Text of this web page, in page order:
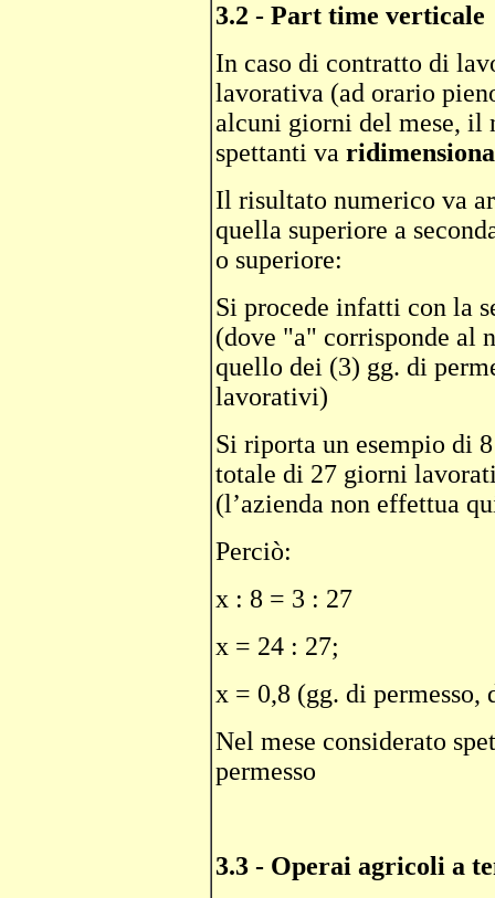
3.2 - Part time verticale
In caso di contratto di
lavorativa (ad orario
alcuni giorni del mese, il
spettanti va
Il risultato numerico va
quella superiore a
o superiore:
Si procede infatti con la
(dove "a" corrisponde al
quello dei (3) gg. di
lavorativi)
Si riporta un esempio di
totale di 27 giorni
(l’azienda non effettua
Perciò:
x : 8 = 3 : 27
x = 24 : 27;
x = 0,8 (gg. di permesso,
Nel mese considerato
permesso
3.3 - Operai agricoli a